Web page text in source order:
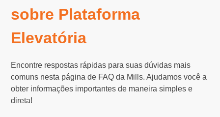
sobre Plataforma
Elevatória
Encontre respostas rápidas para suas dúvidas mais
comuns nesta página de FAQ da Mills. Ajudamos você a
obter informações importantes de maneira simples e
direta!